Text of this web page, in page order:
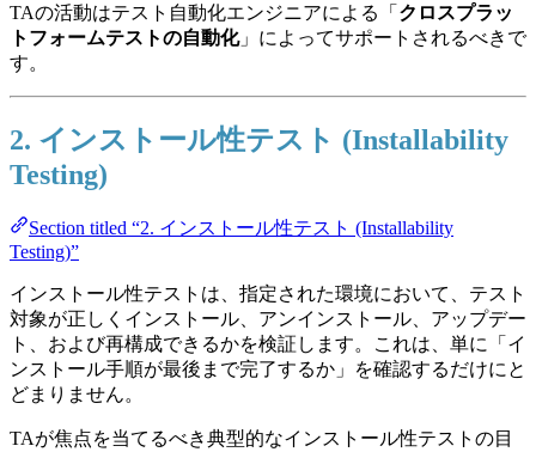
TAの活動はテスト自動化エンジニアによる「 クロスプラッ
トフォームテストの自動化」によってサポートされるべきで
す。
2. インストール性テスト (Installability
Testing)
Section titled “2. インストール性テスト (Installability
Testing)”
インストール性テストは、指定された環境において、テスト
対象が正しくインストール、アンインストール、アップデー
ト、および再構成できるかを検証します。これは、単に「イ
ンストール手順が最後まで完了するか」を確認するだけにと
どまりません。
TAが焦点を当てるべき典型的なインストール性テストの目